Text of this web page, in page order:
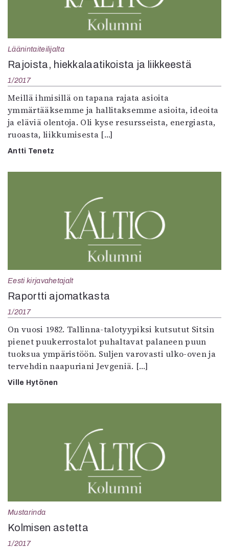
Läänintaiteilijalta
Rajoista, hiekkalaatikoista ja liikkeestä
1/2017
Meillä ihmisillä on tapana rajata asioita
ymmärtääksemme ja hallitaksemme asioita, ideoita
ja eläviä olentoja. Oli kyse resursseista, energiasta,
ruoasta, liikkumisesta […]
Antti Tenetz
Eesti kirjavahetajalt
Raportti ajomatkasta
1/2017
On vuosi 1982. Tallinna-talotyypiksi kutsutut Sitsin
pienet puukerrostalot puhaltavat palaneen puun
tuoksua ympäristöön. Suljen varovasti ulko-oven ja
tervehdin naapuriani Jevgeniä. […]
Ville Hytönen
Mustarinda
Kolmisen astetta
1/2017